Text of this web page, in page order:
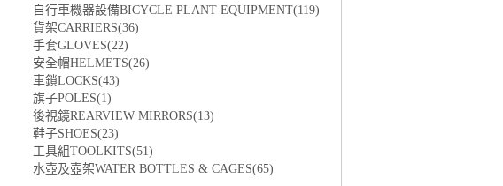
自行車機器設備BICYCLE PLANT EQUIPMENT(119)
貨架CARRIERS(36)
手套GLOVES(22)
安全帽HELMETS(26)
車鎖LOCKS(43)
旗子POLES(1)
後視鏡REARVIEW MIRRORS(13)
鞋子SHOES(23)
工具組TOOLKITS(51)
水壺及壺架WATER BOTTLES & CAGES(65)